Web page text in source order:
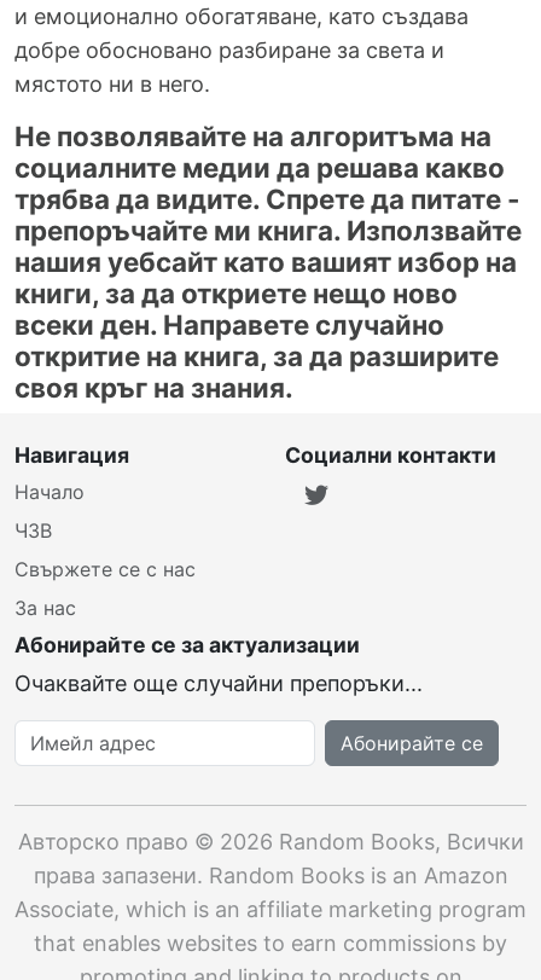
и емоционално обогатяване, като създава
добре обосновано разбиране за света и
мястото ни в него.
Не позволявайте на алгоритъма на
социалните медии да решава какво
трябва да видите. Спрете да питате -
препоръчайте ми книга. Използвайте
нашия уебсайт като вашият избор на
книги, за да откриете нещо ново
всеки ден. Направете случайно
откритие на книга, за да разширите
своя кръг на знания.
Навигация
Начало
ЧЗВ
Свържете се с нас
За нас
Социални контакти
Абонирайте се за актуализации
Очаквайте още случайни препоръки...
Имейл адрес Абонирайте се
Авторско право © 2026 Random Books, Всички
права запазени. Random Books is an Amazon
Associate, which is an affiliate marketing program
that enables websites to earn commissions by